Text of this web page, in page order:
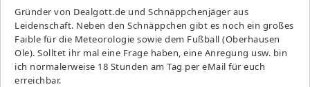
Gründer von Dealgott.de und Schnäppchenjäger aus
Leidenschaft. Neben den Schnäppchen gibt es noch ein großes
Fai­ble für die Meteorologie sowie dem Fußball (Oberhausen
Ole). Solltet ihr mal eine Frage haben, eine Anregung usw. bin
ich normalerweise 18 Stunden am Tag per eMail für euch
erreichbar.